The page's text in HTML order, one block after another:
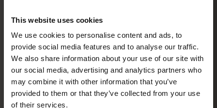
This website uses cookies
We use cookies to personalise content and ads, to
provide social media features and to analyse our traffic.
We also share information about your use of our site with
our social media, advertising and analytics partners who
may combine it with other information that you’ve
provided to them or that they’ve collected from your use
of their services.
Réglages → Données cellulaires → Ajouter un forfait
AndroidRéseau et Internet → SIM . La validité de votre
forfait démarre à la première utilisation, pas à l’achat.
Votre appareil est‑il compatible eSIM ? Vérifier la
compatibilité